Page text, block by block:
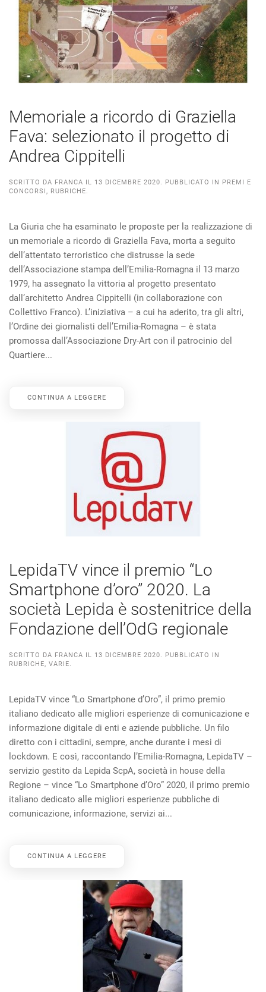
Memoriale a ricordo di Graziella
Fava: selezionato il progetto di
Andrea Cippitelli
SCRITTO DA FRANCA IL 13 DICEMBRE 2020. PUBBLICATO IN
PREMI E
CONCORSI , RUBRICHE.
La Giuria che ha esaminato le proposte per la realizzazione di
un memoriale a ricordo di Graziella Fava, morta a seguito
dell’attentato terroristico che distrusse la sede
dell’Associazione stampa dell’Emilia-Romagna il 13 marzo
1979, ha assegnato la vittoria al progetto presentato
dall’architetto Andrea Cippitelli (in collaborazione con
Collettivo Franco). L’iniziativa – a cui ha aderito, tra gli altri,
l’Ordine dei giornalisti dell’Emilia-Romagna – è stata
promossa dall’Associazione Dry-Art con il patrocinio del
Quartiere...
CONTINUA A LEGGERE
LepidaTV vince il premio “Lo
Smartphone d’oro” 2020. La
società Lepida è sostenitrice della
Fondazione dell’OdG regionale
SCRITTO DA FRANCA IL 13 DICEMBRE 2020. PUBBLICATO IN
RUBRICHE, VARIE.
LepidaTV vince “Lo Smartphone d’Oro”, il primo premio
italiano dedicato alle migliori esperienze di comunicazione e
informazione digitale di enti e aziende pubbliche. Un filo
diretto con i cittadini, sempre, anche durante i mesi di
lockdown. E così, raccontando l’Emilia-Romagna, LepidaTV –
servizio gestito da Lepida ScpA, società in house della
Regione – vince “Lo Smartphone d’Oro” 2020, il primo premio
italiano dedicato alle migliori esperienze pubbliche di
comunicazione, informazione, servizi ai...
CONTINUA A LEGGERE